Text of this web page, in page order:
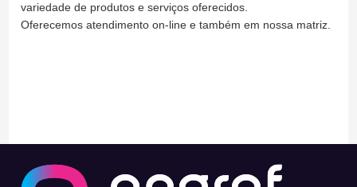
variedade de produtos e serviços oferecidos.
Oferecemos atendimento on-line e também em nossa matriz.